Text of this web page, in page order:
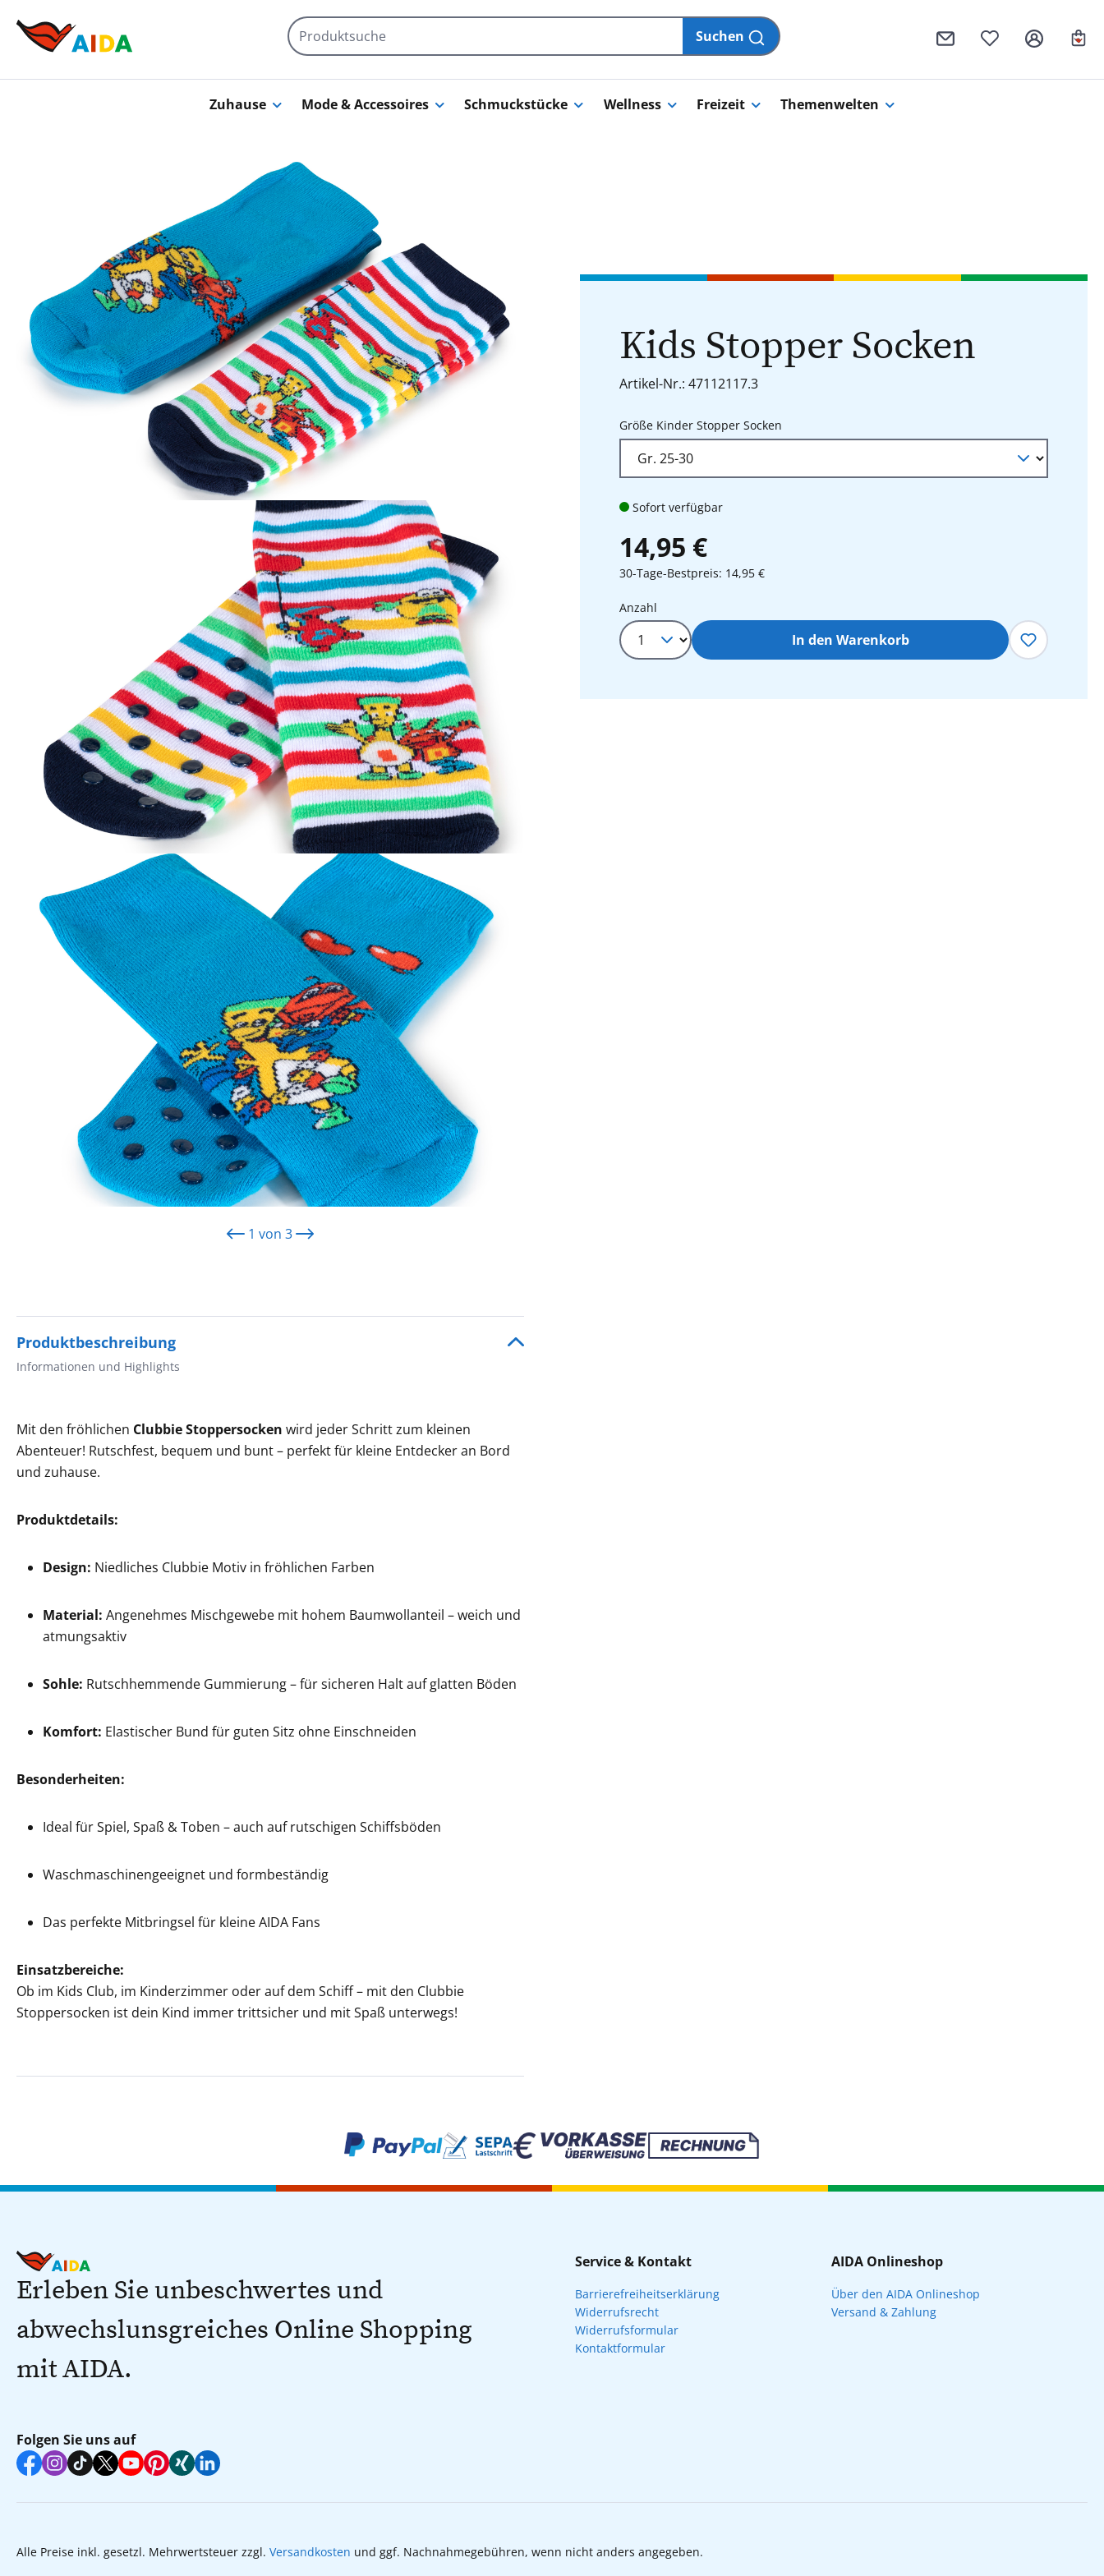
Suchen
Zuhause Mode & Accessoires Schmuckstücke Wellness Freizeit Themenwelten
Kids Stopper Socken
Artikel-Nr.: 47112117.3
Größe Kinder Stopper Socken
Sofort verfügbar
14,95 €
30-Tage-Bestpreis: 14,95 €
Produkt Anzahl: Gib den gewünschten Wert ein
Anzahl
In den Warenkorb
1 von 3
Produktbeschreibung
Informationen und Highlights
Mit den fröhlichen Clubbie Stoppersocken wird jeder Schritt zum kleinen
Abenteuer! Rutschfest, bequem und bunt – perfekt für kleine Entdecker an Bord
und zuhause.
Produktdetails:
Design: Niedliches Clubbie Motiv in fröhlichen Farben
Material: Angenehmes Mischgewebe mit hohem Baumwollanteil – weich und
atmungsaktiv
Sohle: Rutschhemmende Gummierung – für sicheren Halt auf glatten Böden
Komfort: Elastischer Bund für guten Sitz ohne Einschneiden
Besonderheiten:
Ideal für Spiel, Spaß & Toben – auch auf rutschigen Schiffsböden
Waschmaschinengeeignet und formbeständig
Das perfekte Mitbringsel für kleine AIDA Fans
Einsatzbereiche:
Ob im Kids Club, im Kinderzimmer oder auf dem Schiff – mit den Clubbie
Stoppersocken ist dein Kind immer trittsicher und mit Spaß unterwegs!
Erleben Sie unbeschwertes und
abwechslunsgreiches Online Shopping
mit AIDA.
Folgen Sie uns auf
Service & Kontakt
Barrierefreiheitserklärung
Widerrufsrecht
Widerrufsformular
Kontaktformular
AIDA Onlineshop
Über den AIDA Onlineshop
Versand & Zahlung
Alle Preise inkl. gesetzl. Mehrwertsteuer zzgl. Versandkosten und ggf. Nachnahmegebühren, wenn nicht anders angegeben.